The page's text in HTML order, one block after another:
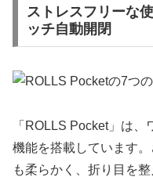
ストレスフリーな
ッチ自動開閉
「ROLLS Pocket」は
機能を搭載しています
も柔らかく、折り目を